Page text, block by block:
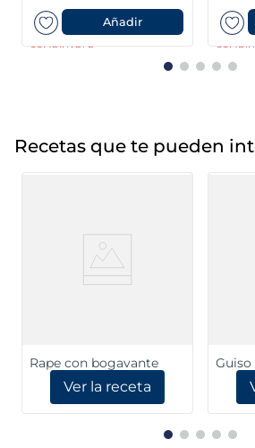
COMBINABLE
Añadir
Recetas que te pueden
Rape con bogavante
Ver la receta
Guiso